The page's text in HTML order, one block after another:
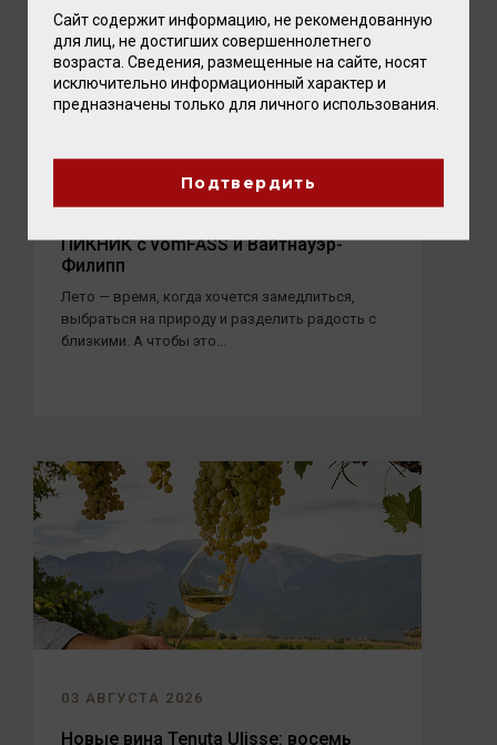
05 АВГУСТА 2026
ПИКНИК с vomFASS и Вайтнауэр-
Филипп
Лето — время, когда хочется замедлиться,
выбраться на природу и разделить радость с
близкими. А чтобы это...
03 АВГУСТА 2026
Новые вина Tenuta Ulisse: восемь
Сайт содержит информацию, не рекомендованную
для лиц, не достигших совершеннолетнего
возраста. Сведения, размещенные на сайте, носят
исключительно информационный характер и
предназначены только для личного использования.
Подтвердить